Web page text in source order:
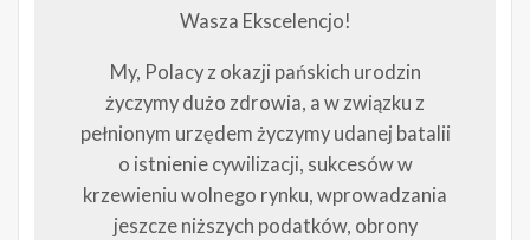
Wasza Ekscelencjo!
My, Polacy z okazji pańskich urodzin
życzymy dużo zdrowia, a w związku z
pełnionym urzędem życzymy udanej batalii
o istnienie cywilizacji, sukcesów w
krzewieniu wolnego rynku, wprowadzania
jeszcze niższych podatków, obrony